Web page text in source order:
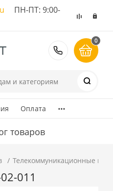
ПН-ПТ: 9:00-
8 (495)
0
Оплата ...
товаров
Телекоммуникационные
011